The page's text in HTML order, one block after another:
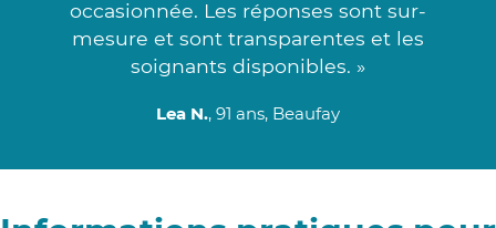
occasionnée. Les réponses sont sur-
mesure et sont transparentes et les
soignants disponibles. »
Lea N., 91 ans, Beaufay